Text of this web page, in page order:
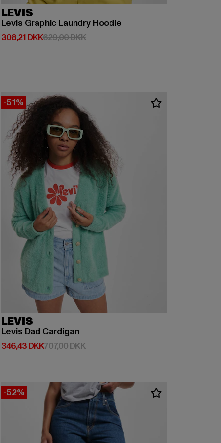
LEVIS
Levis Graphic Laundry Hoodie
308,21 DKK
Nuværende pris: 308,21 DKK
629,00 DKKKampagnepris: 629,00 DKK
-51%
LEVIS
Levis Dad Cardigan
346,43 DKK
Nuværende pris: 346,43 DKK
707,00 DKKKampagnepris: 707,00 DKK
-52%